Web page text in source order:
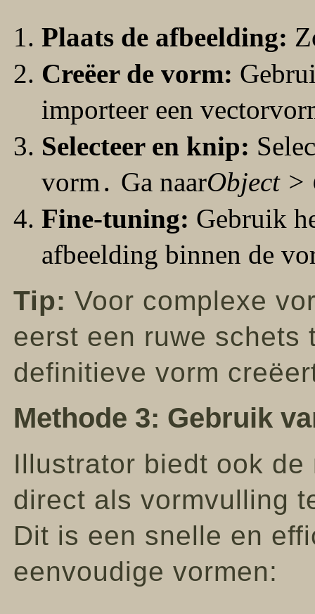
Plaats de afbeelding:
Creëer de vorm:
importeer een
Selecteer en knip:
vorm․ Ga naarObject >
Fine-tuning: Gebruik
afbeelding binnen de
Tip: Voor complexe
eerst een ruwe schets
definitieve vorm
Methode 3: Gebruik
Illustrator biedt ook
direct als vormvulling
Dit is een snelle en
eenvoudige vormen: